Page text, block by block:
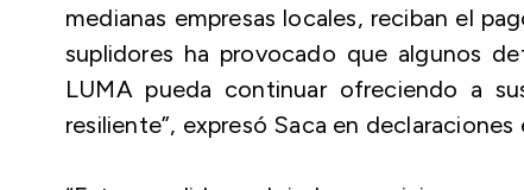
medianas empresas locales, reciban el
suplidores ha provocado que algunos
LUMA pueda continuar ofreciendo a
resiliente”, expresó Saca en declaraciones